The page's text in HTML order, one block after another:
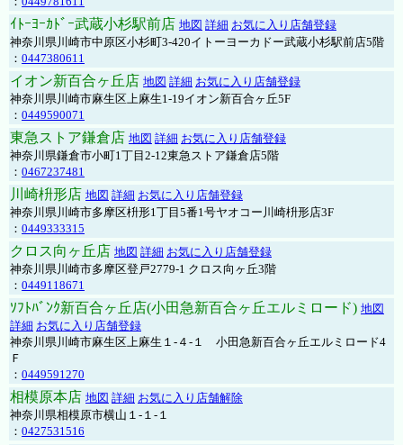
ｲﾄｰﾖｰｶﾄﾞｰ武蔵小杉駅前店 地図 詳細 お気に入り店舗登録
神奈川県川崎市中原区小杉町3-420イトーヨーカドー武蔵小杉駅前店5階
： 0447380611
イオン新百合ヶ丘店 地図 詳細 お気に入り店舗登録
神奈川県川崎市麻生区上麻生1-19イオン新百合ヶ丘5F
： 0449590071
東急ストア鎌倉店 地図 詳細 お気に入り店舗登録
神奈川県鎌倉市小町1丁目2-12東急ストア鎌倉店5階
： 0467237481
川崎枡形店 地図 詳細 お気に入り店舗登録
神奈川県川崎市多摩区枡形1丁目5番1号ヤオコー川崎枡形店3F
： 0449333315
クロス向ヶ丘店 地図 詳細 お気に入り店舗登録
神奈川県川崎市多摩区登戸2779-1 クロス向ヶ丘3階
： 0449118671
ｿﾌﾄﾊﾞﾝｸ新百合ヶ丘店(小田急新百合ヶ丘エルミロード) 地図
詳細 お気に入り店舗登録
神奈川県川崎市麻生区上麻生１-４-１ 小田急新百合ヶ丘エルミロード4
Ｆ
： 0449591270
相模原本店 地図 詳細 お気に入り店舗解除
神奈川県相模原市横山１-１-１
： 0427531516